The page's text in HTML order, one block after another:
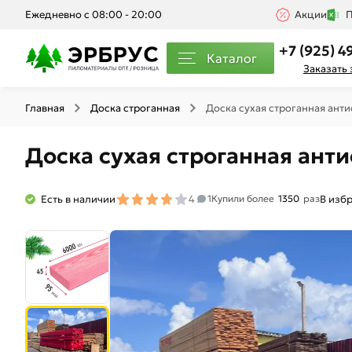
Ежедневно с 08:00 - 20:00 Акции
Каталог +7 (925)
Заказать
Главная Доска строганная Доска сухая строганная
Доска сухая строганная
Есть в наличии 4 1Купили более 1350 разВ